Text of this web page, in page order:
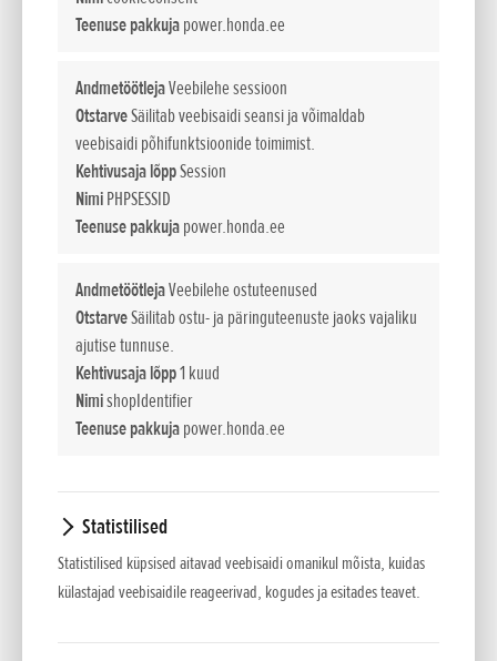
Teenuse pakkujapower.honda.ee
AndmetöötlejaVeebilehe sessioon
OtstarveSäilitab veebisaidi seansi ja võimaldab
veebisaidi põhifunktsioonide toimimist.
Kehtivusaja lõppSession
NimiPHPSESSID
Teenuse pakkujapower.honda.ee
AndmetöötlejaVeebilehe ostuteenused
OtstarveSäilitab ostu- ja päringuteenuste jaoks vajaliku
ajutise tunnuse.
Kehtivusaja lõpp1 kuud
NimishopIdentifier
Teenuse pakkujapower.honda.ee
Statistilised
Statistilised küpsised aitavad veebisaidi omanikul mõista, kuidas
külastajad veebisaidile reageerivad, kogudes ja esitades teavet.
HRX 476 C2 VY
HRX-i mudelid saavad lihtsa vaevaga hakkama kuitahes suure
muruplatsiga. Kergelt käivitatav ja kasutatav HRX tagab
parimad tulemused minimaalse pingutusega. Masin on
loodud selliselt, et see säästab ka ümbritsevat keskkonda,
HRX-i muruniidukite omadused
Meie HRX-i mudelivalikus on nii lükatavaid, iseliikuvaid,
SMART Drive'iga, muudetava kiirusega kui ka tagarulliga
muruniidukeid. Valige jõuliste ja vastupidavate mudelite seast
sobiv välja ning võite olla kindel, et muru on suurepäraselt
vähem aega ja Teile jääb rohkem aega niitmiseks.
4 ühes lõikekorpuse kõrguse reguleerimine (HRX 476)
Säästke niitmiseks aega käepärase hoovaga, mis liigutab